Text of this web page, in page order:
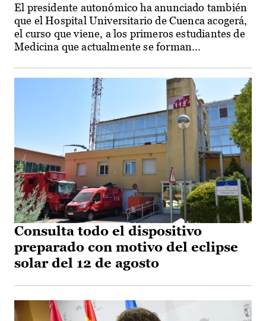
El presidente autonómico ha anunciado también
que el Hospital Universitario de Cuenca acogerá,
el curso que viene, a los primeros estudiantes de
Medicina que actualmente se forman...
Consulta todo el dispositivo
preparado con motivo del eclipse
solar del 12 de agosto